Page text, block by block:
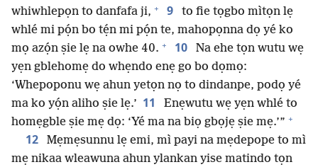
whiwhlepọn to danfafa ji, + 9
to fie tọgbo mìtọn lẹ
whlé mi pọ́n bo tẹ́n mi pọ́n te, mahopọnna dọ yé ko
mọ azọ́n ṣie lẹ na owhe 40. + 10
Na ehe tọn wutu wẹ
yẹn gblehomẹ do whẹndo enẹ go bo dọmọ:
‘Whepoponu wẹ ahun yetọn nọ to dindanpe, podọ yé
ma ko yọ́n aliho ṣie lẹ.’ 11
Enẹwutu wẹ yẹn whlé to
homẹgble ṣie mẹ dọ: ‘Yé ma na biọ gbọjẹ ṣie mẹ.’” +
12
Mẹmẹsunnu lẹ emi, mì payi na mẹdepope to mì
mẹ nikaa wleawuna ahun ylankan yise matindo tọn